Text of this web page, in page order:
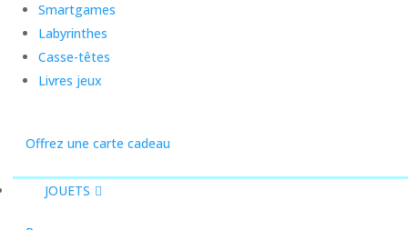
Smartgames
Labyrinthes
Casse-têtes
Livres jeux
Offrez une carte cadeau
JOUETS